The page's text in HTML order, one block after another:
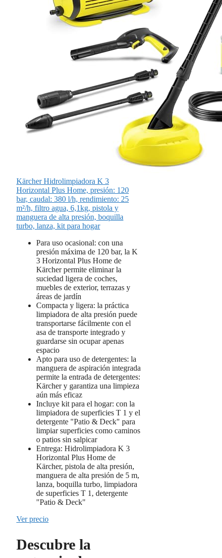
Kärcher Hidrolimpiadora K 3
Horizontal Plus Home, presión: 120
bar, caudal: 380 l/h, rendimiento: 25
m²/h, filtro agua, 6,1kg, pistola y
manguera de alta presión, boquilla
turbo, lanza, kit para hogar
Para uso ocasional: con una
presión máxima de 120 bar, la K
3 Horizontal Plus Home de
Kärcher permite eliminar la
suciedad ligera de coches,
muebles de exterior, terrazas y
áreas de jardín
Compacta y ligera: la práctica
limpiadora de alta presión puede
transportarse fácilmente con el
asa de transporte integrado y
guardarse sin ocupar apenas
espacio
Apto para uso de detergentes: la
manguera de aspiración integrada
permite la entrada de detergentes:
Kärcher y garantiza una limpieza
aún más eficaz
Incluye kit para el hogar: con la
limpiadora de superficies T 1 y el
detergente "Patio & Deck" para
limpiar superficies como caminos
o patios sin salpicar
Entrega: Hidrolimpiadora K 3
Horizontal Plus Home de
Kärcher, pistola de alta presión,
manguera de alta presión de 5 m,
lanza, boquilla turbo, limpiadora
de superficies T 1, detergente
"Patio & Deck"
Ver precio
Descubre la